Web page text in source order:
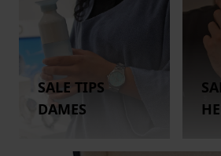
SALE TIPS
DAMES